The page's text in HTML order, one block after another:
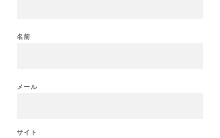
名前
メール
サイト